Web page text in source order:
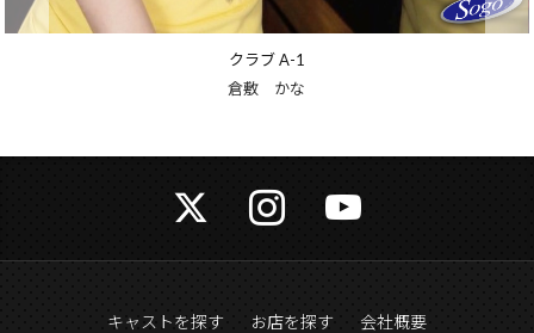
クラブ A-1
倉敷 かな
キャストを探す お店を探す
会社概要